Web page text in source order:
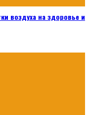
воздуха на здоровье и